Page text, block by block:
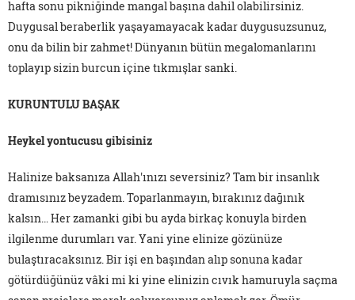
hafta sonu pikniğinde mangal başına dahil olabilirsiniz.
Duygusal beraberlik yaşayamayacak kadar duygusuzsunuz,
onu da bilin bir zahmet! Dünyanın bütün megalomanlarını
toplayıp sizin burcun içine tıkmışlar sanki.
KURUNTULU BAŞAK
Heykel yontucusu gibisiniz
Halinize baksanıza Allah'ınızı seversiniz? Tam bir insanlık
dramısınız beyzadem. Toparlanmayın, bırakınız dağınık
kalsın… Her zamanki gibi bu ayda birkaç konuyla birden
ilgilenme durumları var. Yani yine elinize gözünüze
bulaştıracaksınız. Bir işi en başından alıp sonuna kadar
götürdüğünüz vâki mi ki yine elinizin cıvık hamuruyla saçma